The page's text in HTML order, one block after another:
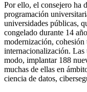
Por ello, el consejero ha
programación
universidades públicas,
congelado durante 14
modernización,
internacionalización. Las
modo, implantar 188
muchas de ellas en
ciencia de datos,